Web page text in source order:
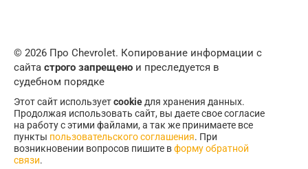
© 2026 Про Chevrolet. Копирование информации с
сайта строго запрещено и преследуется в
судебном порядке
Этот сайт используетcookie для хранения данных.
Продолжая использовать сайт, вы даете свое согласие
на работу с этими файлами, а так же принимаете все
пункты пользовательского соглашения. При
возникновении вопросов пишите вформу обратной
связи.